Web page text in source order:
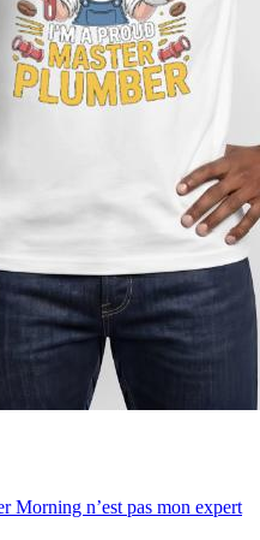
Morning n’est pas mon expert